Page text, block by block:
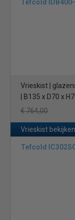
Tefcold IDB400-
Vrieskist |
| B135 x D70 x
€ 764,00
Vrieskist bekijken
Tefcold